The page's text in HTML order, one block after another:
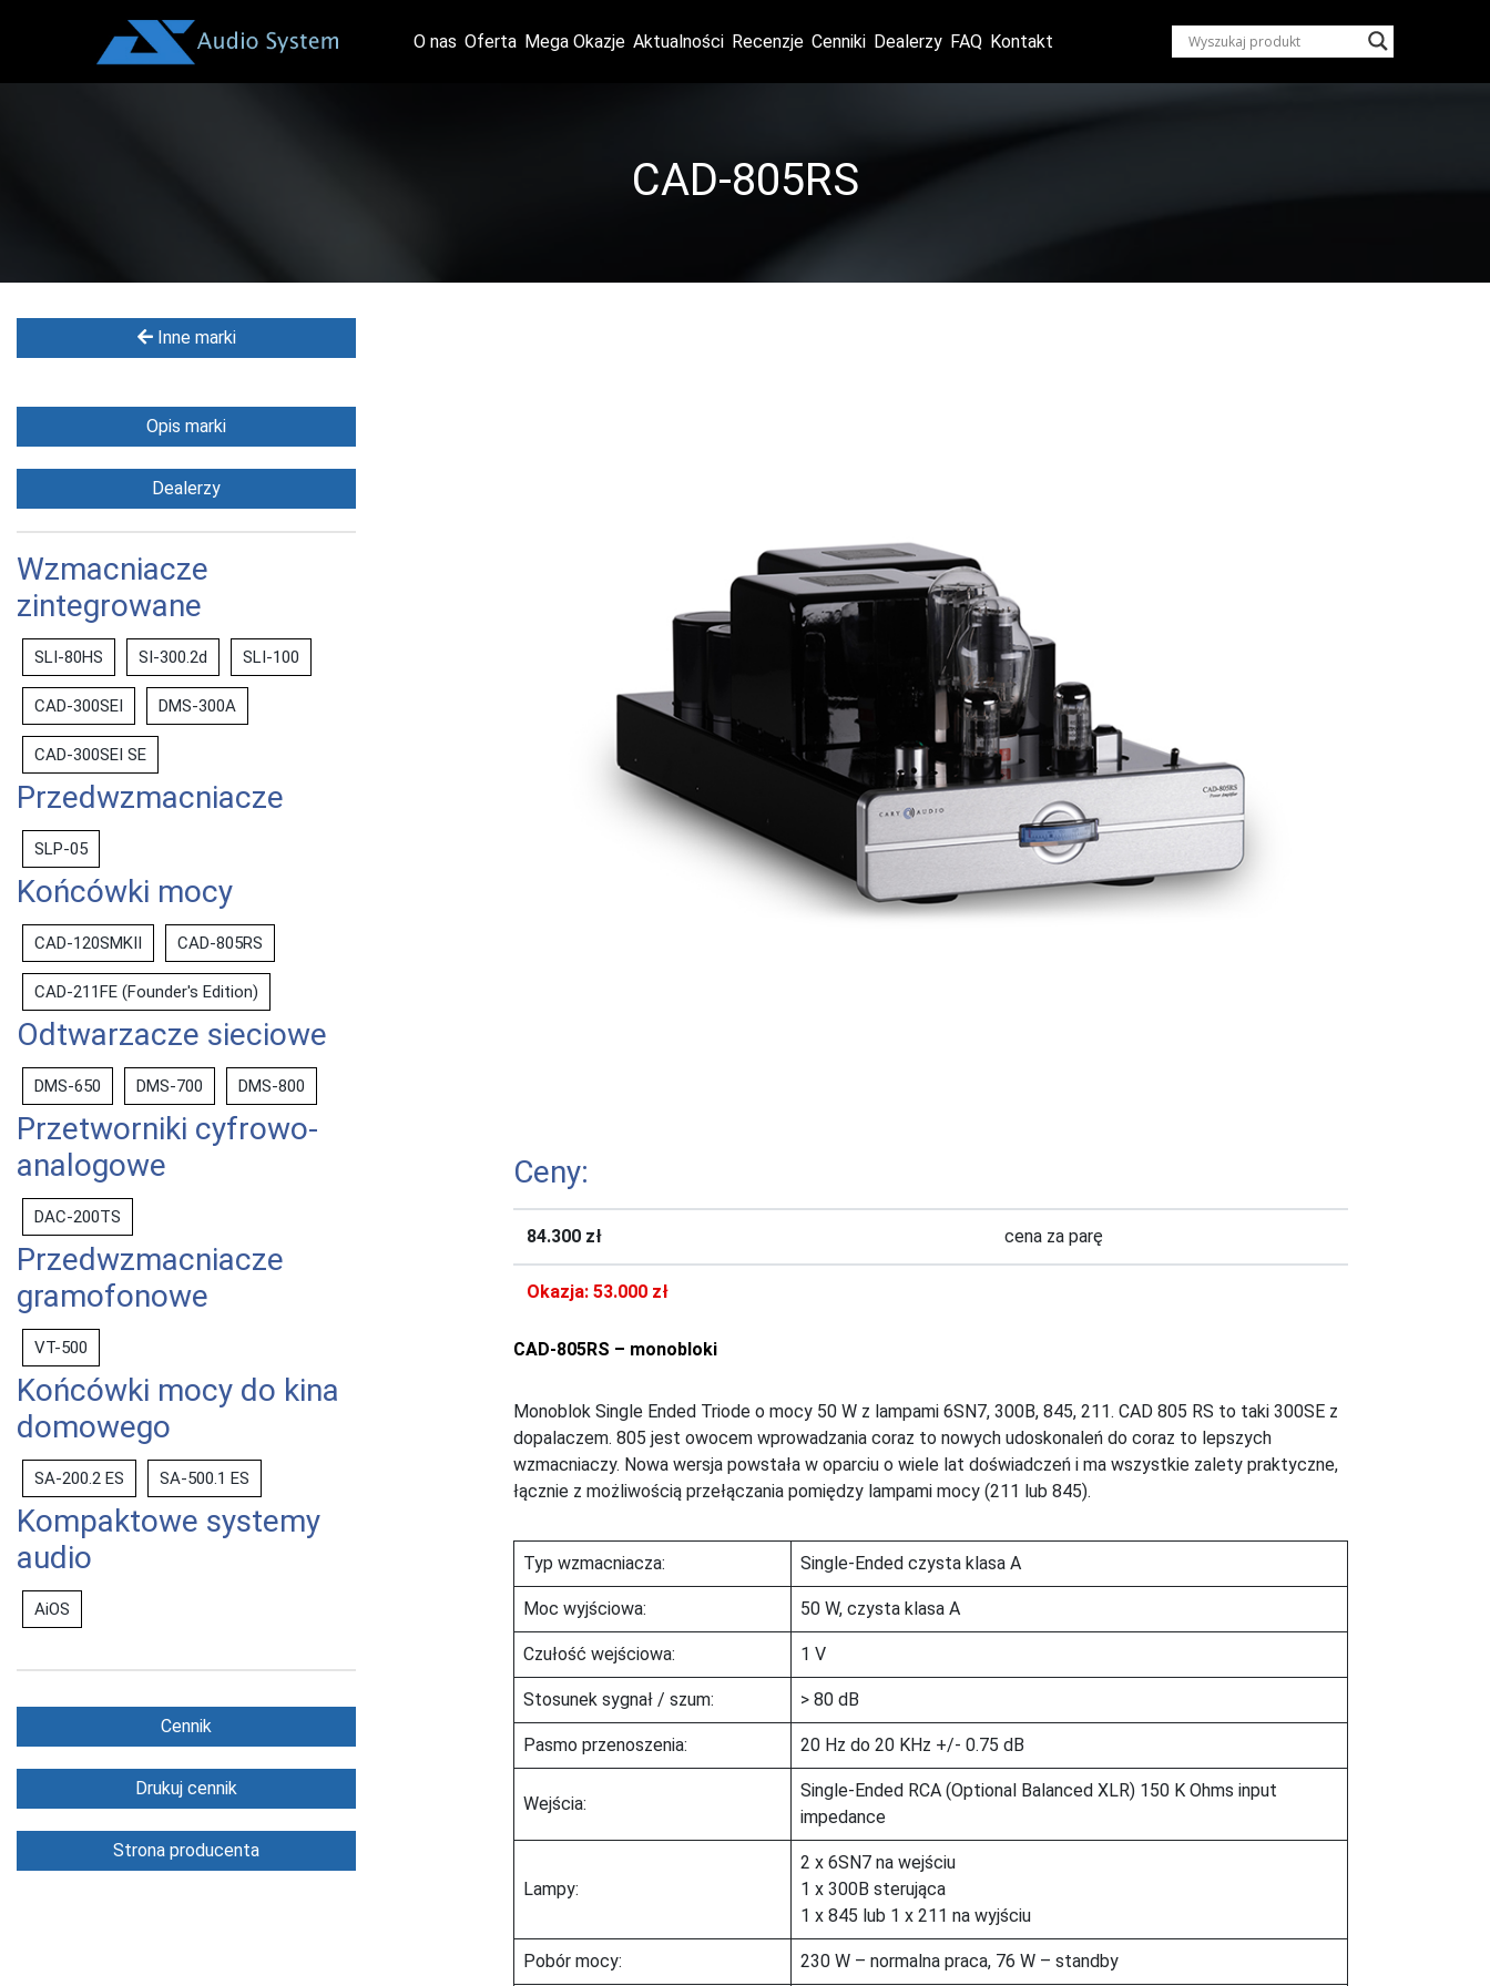
O nas Oferta Mega Okazje Aktualności Recenzje Cenniki Dealerzy FAQ Kontakt
CAD-805RS
Inne marki
Opis marki
Dealerzy
Wzmacniacze
zintegrowane
SLI-80HS SI-300.2d SLI-100
CAD-300SEI DMS-300A
CAD-300SEI SE
Przedwzmacniacze
SLP-05
Końcówki mocy
CAD-120SMKII CAD-805RS
CAD-211FE (Founder's Edition)
Odtwarzacze sieciowe
DMS-650 DMS-700 DMS-800
Przetworniki cyfrowo-
analogowe
DAC-200TS
Przedwzmacniacze
gramofonowe
VT-500
Końcówki mocy do kina
domowego
SA-200.2 ES SA-500.1 ES
Kompaktowe systemy
audio
AiOS
Cennik
Drukuj cennik
Strona producenta
Ceny:
84.300 zł cena za parę
Okazja: 53.000 zł
CAD-805RS – monobloki
Monoblok Single Ended Triode o mocy 50 W z lampami 6SN7, 300B, 845, 211. CAD 805 RS to taki 300SE z
dopalaczem. 805 jest owocem wprowadzania coraz to nowych udoskonaleń do coraz to lepszych
wzmacniaczy. Nowa wersja powstała w oparciu o wiele lat doświadczeń i ma wszystkie zalety praktyczne,
łącznie z możliwością przełączania pomiędzy lampami mocy (211 lub 845).
Typ wzmacniacza: Single-Ended czysta klasa A
Moc wyjściowa: 50 W, czysta klasa A
Czułość wejściowa: 1 V
Stosunek sygnał / szum: > 80 dB
Pasmo przenoszenia: 20 Hz do 20 KHz +/- 0.75 dB
Wejścia:
Single-Ended RCA (Optional Balanced XLR) 150 K Ohms input
impedance
Lampy:
2 x 6SN7 na wejściu
1 x 300B sterująca
1 x 845 lub 1 x 211 na wyjściu
Pobór mocy: 230 W – normalna praca, 76 W – standby